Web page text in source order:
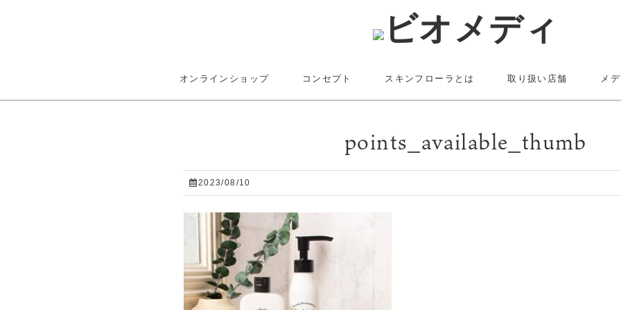
オンラインショップ コンセプト スキンフローラとは 取り扱い店舗 メ
points_available_thumb
2023/08/10